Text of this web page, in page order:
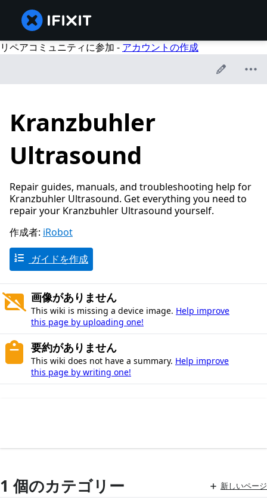
リペアコミュニティに参加 - アカウントの作成
Kranzbuhler
Ultrasound
Repair guides, manuals, and troubleshooting help for
Kranzbuhler Ultrasound. Get everything you need to
repair your Kranzbuhler Ultrasound yourself.
作成者: iRobot
ガイドを作成
画像がありません
This wiki is missing a device image. Help improve
this page by uploading one!
要約がありません
This wiki does not have a summary. Help improve
this page by writing one!
1 個のカテゴリー 新しいページ